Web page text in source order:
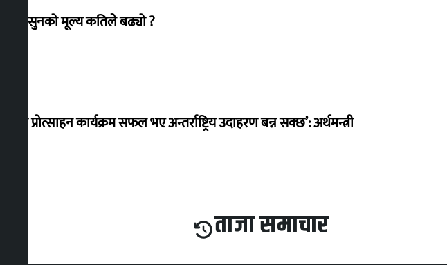
शुक्रबार सुनको मूल्य कतिले बढ्यो ?
‘करदाता प्रोत्साहन कार्यक्रम सफल भए अन्तर्राष्ट्रिय उदाहरण बन्न सक्छ’: अर्थमन्त्री
ताजा समाचार